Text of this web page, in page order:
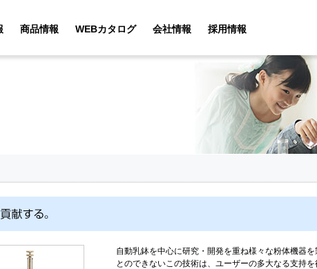
商品情報 WEBカタログ 会社情報 採用情報
自動乳鉢を中心に研究・開発を重ね様々な粉体機器
とのできないこの技術は、ユーザーの多大なる支持